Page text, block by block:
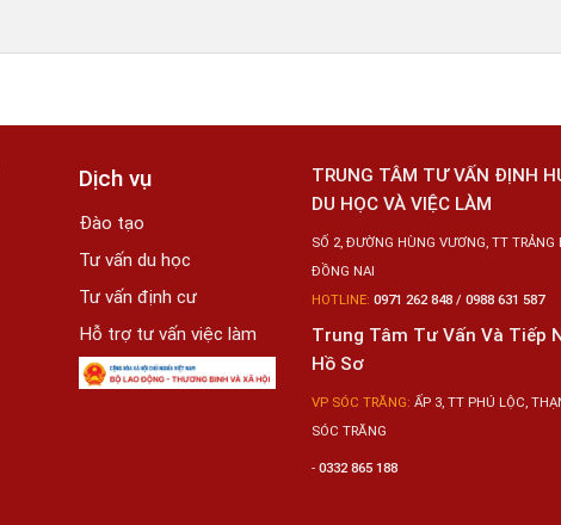
Dịch vụ
Đào tạo
Tư vấn du học
Tư vấn định cư
Hỗ trợ tư vấn việc làm
TRUNG TÂM TƯ VẤN ĐỊNH
DU HỌC VÀ VIỆC LÀM
SỐ 2, ĐƯỜNG HÙNG VƯƠNG, TT TRẢNG
ĐỒNG NAI
HOTLINE: 0971 262 848 / 0988 631 587
Trung Tâm Tư Vấn Và Tiếp
Hồ Sơ
VP SÓC TRĂNG: ẤP 3, TT PHÚ LỘC,
SÓC TRĂNG
- 0332 865 188